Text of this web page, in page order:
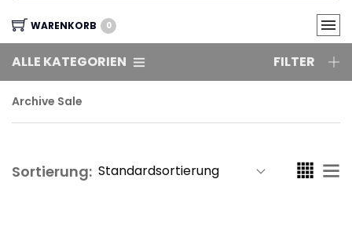
WARENKORB 0
ALLE KATEGORIEN FILTER
Archive Sale
Sortierung: